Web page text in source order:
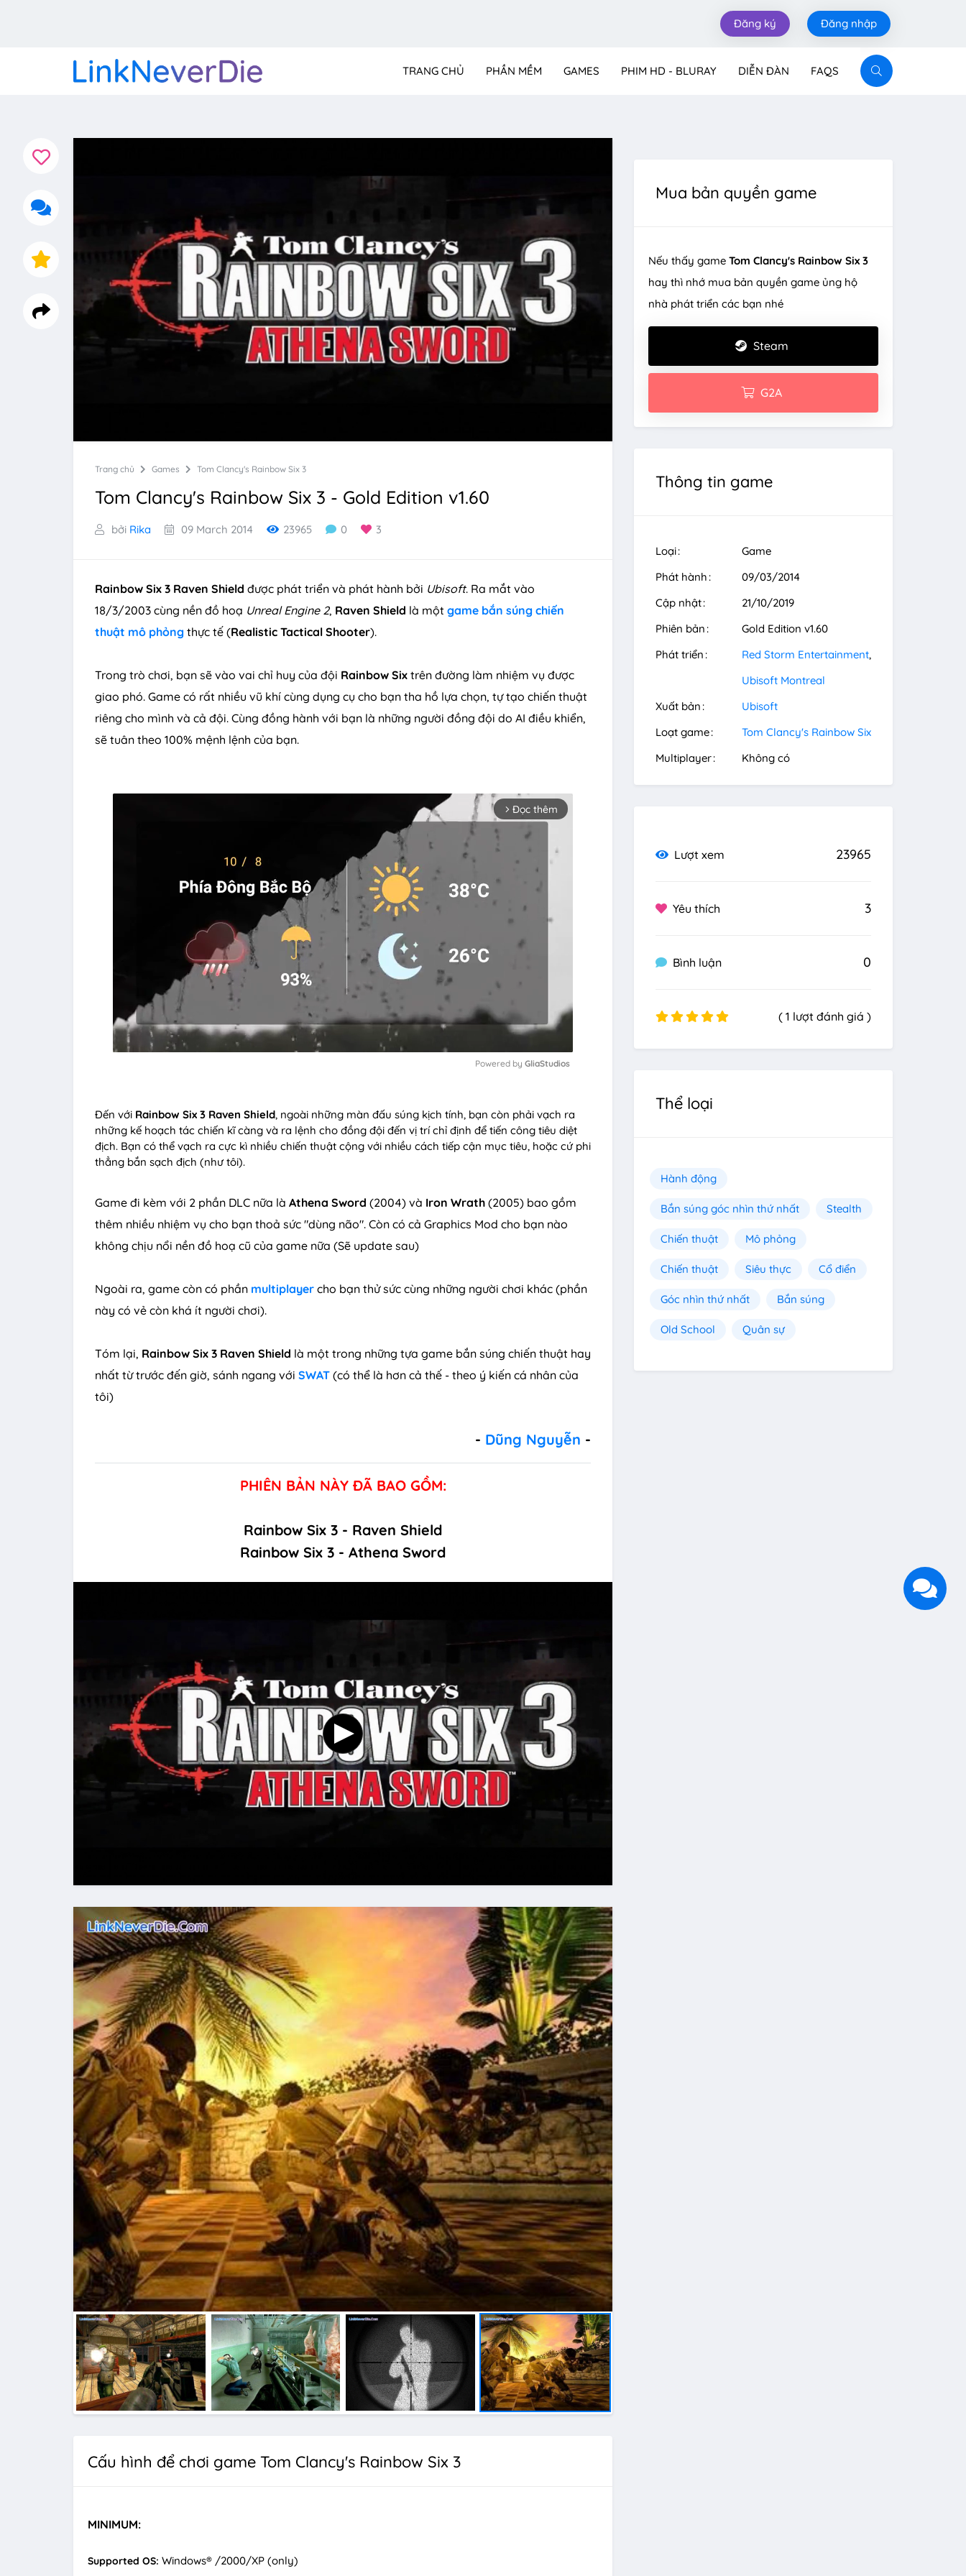
Đăng ký Đăng nhập
TRANG CHỦ PHẦN MỀM GAMES PHIM HD - BLURAY DIỄN ĐÀN FAQS
Trang chủ Games Tom Clancy's Rainbow Six 3
Tom Clancy's Rainbow Six 3 - Gold Edition v1.60
bởi Rika 09 March 2014 23965 0 3
Rainbow Six 3 Raven Shield được phát triển và phát hành bởi Ubisoft. Ra mắt vào
18/3/2003 cùng nền đồ hoạ Unreal Engine 2, Raven Shield là một game bắn súng chiến
thuật mô phỏng thực tế (Realistic Tactical Shooter).
Trong trò chơi, bạn sẽ vào vai chỉ huy của đội Rainbow Six trên đường làm nhiệm vụ được
giao phó. Game có rất nhiều vũ khí cùng dụng cụ cho bạn tha hồ lựa chọn, tự tạo chiến thuật
riêng cho mình và cả đội. Cùng đồng hành với bạn là những người đồng đội do AI điều khiển,
sẽ tuân theo 100% mệnh lệnh của bạn.
arrow_forward_ios Đọc thêm
u
t
Powered by GliaStudios
Đến với Rainbow Six 3 Raven Shield, ngoài những màn đấu súng kịch tính, bạn còn phải vạch ra
những kế hoạch tác chiến kĩ càng và ra lệnh cho đồng đội đến vị trí chỉ định để tiến công tiêu diệt
địch. Bạn có thể vạch ra cực kì nhiều chiến thuật cộng với nhiều cách tiếp cận mục tiêu, hoặc cứ phi
thẳng bắn sạch địch (như tôi).
Game đi kèm với 2 phần DLC nữa là Athena Sword (2004) và Iron Wrath (2005) bao gồm
thêm nhiều nhiệm vụ cho bạn thoả sức "dùng não". Còn có cả Graphics Mod cho bạn nào
không chịu nổi nền đồ hoạ cũ của game nữa (Sẽ update sau)
Ngoài ra, game còn có phần multiplayer cho bạn thử sức cùng những người chơi khác (phần
này có vẻ còn khá ít người chơi).
Tóm lại, Rainbow Six 3 Raven Shield là một trong những tựa game bắn súng chiến thuật hay
nhất từ trước đến giờ, sánh ngang với SWAT (có thể là hơn cả thế - theo ý kiến cá nhân của
tôi)
- Dũng Nguyễn -
PHIÊN BẢN NÀY ĐÃ BAO GỒM:
Rainbow Six 3 - Raven Shield
Rainbow Six 3 - Athena Sword
Cấu hình để chơi game Tom Clancy's Rainbow Six 3
MINIMUM:
Supported OS: Windows® /2000/XP (only)
Mua bản quyền game
Nếu thấy game Tom Clancy's Rainbow Six 3
hay thì nhớ mua bản quyền game ủng hộ
nhà phát triển các bạn nhé
Steam
G2A
Thông tin game
Loại
Game
Phát hành
09/03/2014
Cập nhật
21/10/2019
Phiên bản
Gold Edition v1.60
Phát triển
Red Storm Entertainment
Ubisoft Montreal
Xuất bản
Ubisoft
Loạt game
Tom Clancy's Rainbow Six
Multiplayer
Không có
Lượt xem 23965
Yêu thích 3
Bình luận 0
( 1 lượt đánh giá )
Thể loại
Hành động
Bắn súng góc nhìn thứ nhất Stealth
Chiến thuật Mô phỏng
Chiến thuật Siêu thực Cổ điển
Góc nhìn thứ nhất Bắn súng
Old School Quân sự